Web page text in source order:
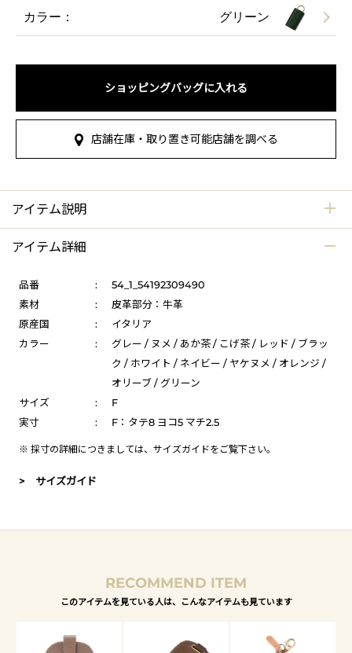
カラー： グリーン
ショッピングバッグに入れる
店舗在庫・取り置き可能店舗を調べる
アイテム説明
アイテム詳細
品番 :
54_1_54192309490
素材
:
皮革部分：牛革
原産国
:
イタリア
カラー
:
グレー / ヌメ / あか茶 / こげ茶 / レッド / ブラッ
ク / ホワイト / ネイビー / ヤケヌメ / オレンジ /
オリーブ / グリーン
サイズ
:
F
実寸
: F：タテ8 ヨコ5 マチ2.5
※ 採寸の詳細につきましては、 サイズガイドをご覧下さい。
> サイズガイド
RECOMMEND ITEM
このアイテムを見ている人は、こんなアイテムも見ています